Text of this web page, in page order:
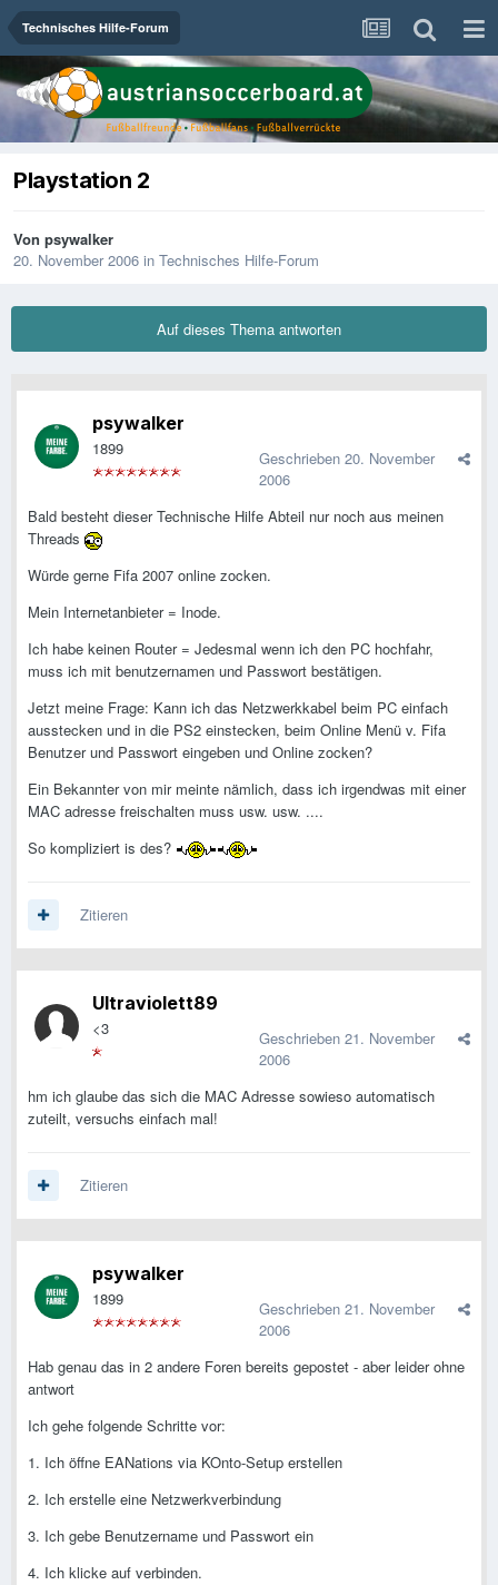
Technisches Hilfe-Forum
Playstation 2
Von psywalker
20. November 2006 in Technisches Hilfe-Forum
Auf dieses Thema antworten
psywalker
1899 Geschrieben 20. November
2006
Bald besteht dieser Technische Hilfe Abteil nur noch aus meinen
Threads
Würde gerne Fifa 2007 online zocken.
Mein Internetanbieter = Inode.
Ich habe keinen Router = Jedesmal wenn ich den PC hochfahr,
muss ich mit benutzernamen und Passwort bestätigen.
Jetzt meine Frage: Kann ich das Netzwerkkabel beim PC einfach
ausstecken und in die PS2 einstecken, beim Online Menü v. Fifa
Benutzer und Passwort eingeben und Online zocken?
Ein Bekannter von mir meinte nämlich, dass ich irgendwas mit einer
MAC adresse freischalten muss usw. usw. ....
So kompliziert is des?
Zitieren
Ultraviolett89
<3 Geschrieben 21. November
2006
hm ich glaube das sich die MAC Adresse sowieso automatisch
zuteilt, versuchs einfach mal!
Zitieren
psywalker
1899 Geschrieben 21. November
2006
Hab genau das in 2 andere Foren bereits gepostet - aber leider ohne
antwort
Ich gehe folgende Schritte vor:
1. Ich öffne EANations via KOnto-Setup erstellen
2. Ich erstelle eine Netzwerkverbindung
3. Ich gebe Benutzername und Passwort ein
4. Ich klicke auf verbinden.